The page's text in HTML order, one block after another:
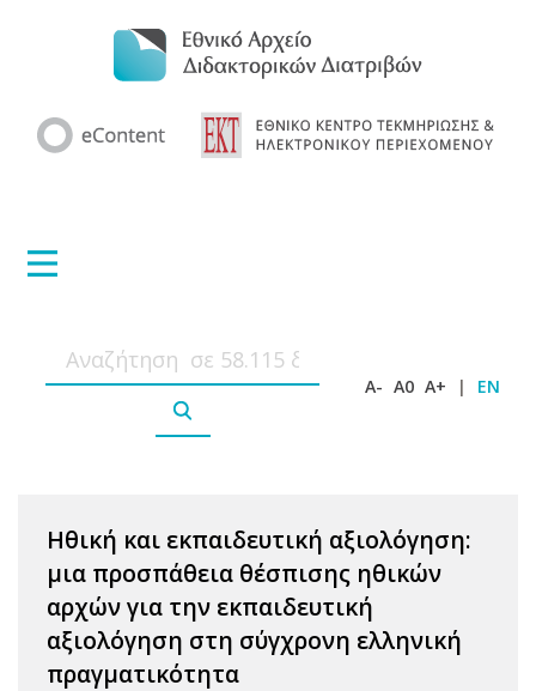
A- A0 A+ | EN
Ηθική και εκπαιδευτική αξιολόγηση:
μια προσπάθεια θέσπισης ηθικών
αρχών για την εκπαιδευτική
αξιολόγηση στη σύγχρονη ελληνική
πραγματικότητα